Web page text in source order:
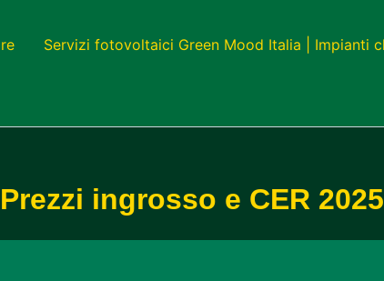
Servizi fotovoltaici Green Mood Italia | Impianti
ingrosso e CER 2025